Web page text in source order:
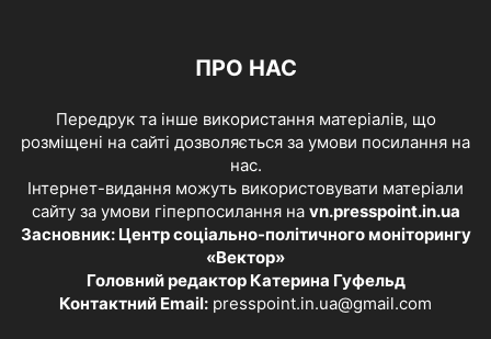
ПРО НАС
Передрук та інше використання матеріалів, що
розміщені на сайті дозволяється за умови посилання на
нас.
Інтернет-видання можуть використовувати матеріали
сайту за умови гіперпосилання на vn.presspoint.in.ua
Засновник: Центр соціально-політичного моніторингу
«Вектор»
Головний редактор Катерина Гуфельд
Контактний Email: presspoint.in.ua@gmail.com